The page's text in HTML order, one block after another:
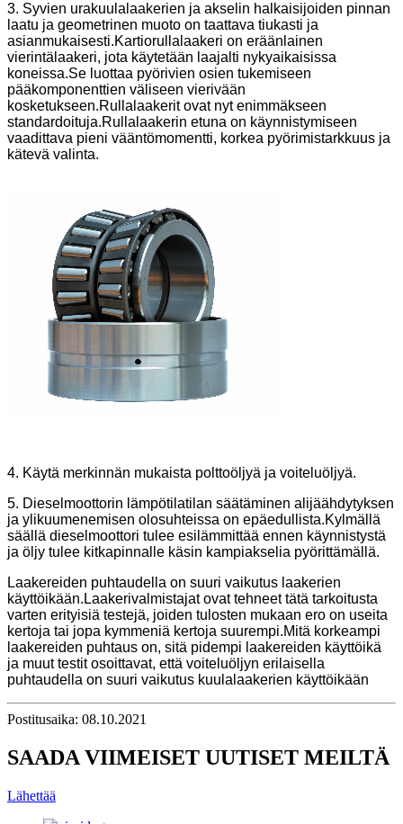
3. Syvien urakuulalaakerien ja akselin halkaisijoiden pinnan
laatu ja geometrinen muoto on taattava tiukasti ja
asianmukaisesti.Kartiorullalaakeri on eräänlainen
vierintälaakeri, jota käytetään laajalti nykyaikaisissa
koneissa.Se luottaa pyörivien osien tukemiseen
pääkomponenttien väliseen vierivään
kosketukseen.Rullalaakerit ovat nyt enimmäkseen
standardoituja.Rullalaakerin etuna on käynnistymiseen
vaadittava pieni vääntömomentti, korkea pyörimistarkkuus ja
kätevä valinta.
4. Käytä merkinnän mukaista polttoöljyä ja voiteluöljyä.
5. Dieselmoottorin lämpötilatilan säätäminen alijäähdytyksen
ja ylikuumenemisen olosuhteissa on epäedullista.Kylmällä
säällä dieselmoottori tulee esilämmittää ennen käynnistystä
ja öljy tulee kitkapinnalle käsin kampiakselia pyörittämällä.
Laakereiden puhtaudella on suuri vaikutus laakerien
käyttöikään.Laakerivalmistajat ovat tehneet tätä tarkoitusta
varten erityisiä testejä, joiden tulosten mukaan ero on useita
kertoja tai jopa kymmeniä kertoja suurempi.Mitä korkeampi
laakereiden puhtaus on, sitä pidempi laakereiden käyttöikä
ja muut testit osoittavat, että voiteluöljyn erilaisella
puhtaudella on suuri vaikutus kuulalaakerien käyttöikään
Postitusaika: 08.10.2021
SAADA VIIMEISET UUTISET MEILTÄ
Lähettää